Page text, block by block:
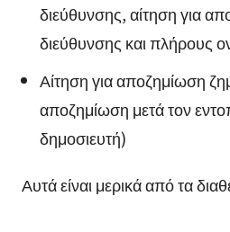
διεύθυνσης, αίτηση για
διεύθυνσης και πλήρους
Αίτηση για αποζημίωση
αποζημίωση μετά τον
δημοσιευτή)
Αυτά είναι μερικά από τα